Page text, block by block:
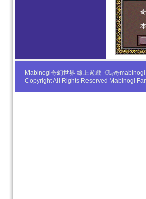
学生妹
Mabinogi奇幻世界 線上遊戲《瑪奇
Copyright All Rights Reserved Mabinogi